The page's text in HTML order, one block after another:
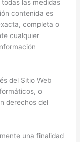
las medidas
contenida es
completa o
cualquier
del Sitio Web
o
derechos del
una finalidad